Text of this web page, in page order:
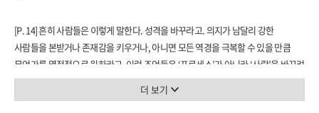
PART 5 일을 쉽게 만들기
- 무언가를 꾸준히 하기 어렵다면 판을 바꿔라!
주변 환경을 통제하라
행동과학, 사회심리학을 토대로 행동을 바꾸고 유지할 수 있는 7가지 힘을
과학적으로 입증해낸 저자는 페이스북, 인텔, 미국 국립보건원 등 기업 및 정부
기관과 함께 행동 변화 프로젝트를 성공시켰고, 개인 및 집단의 행동 변화를
300퍼센트 증가시키는 놀라운 성과를 거두었다.
[P. 14] 흔히 사람들은 이렇게 말한다. 성격을 바꾸라고. 의지가 남달리 강한
사람들을 본받거나 존재감을 키우거나, 아니면 모든 역경을 극복할 수 있을 만큼
무언가를 열정적으로 원하라고. 이런 조언들은 ‘프로세스’가 아니라 ‘사람’을 바꾸려
한다. 하지만 사람들은 모두 다르다. 저마다 핵심 성격이 있다. 안타깝게도 핵심
성격은 살면서 그리 많이 변하지 않는다. 다행스러운 것은 새로운 습관을 만들거나
더 보기